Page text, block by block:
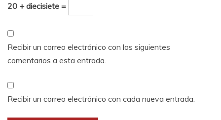
20 + diecisiete =
Recibir un correo electrónico con los siguientes
comentarios a esta entrada.
Recibir un correo electrónico con cada nueva entrada.